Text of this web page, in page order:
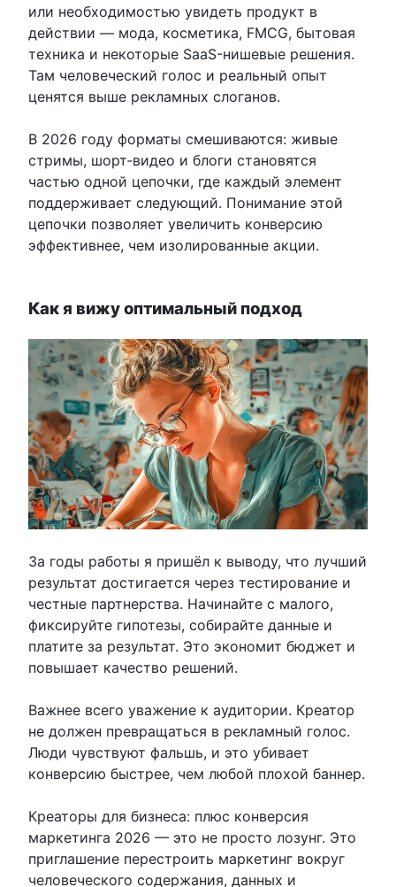
или необходимостью увидеть продукт в
действии — мода, косметика, FMCG, бытовая
техника и некоторые SaaS-нишевые решения.
Там человеческий голос и реальный опыт
ценятся выше рекламных слоганов.
В 2026 году форматы смешиваются: живые
стримы, шорт‑видео и блоги становятся
частью одной цепочки, где каждый элемент
поддерживает следующий. Понимание этой
цепочки позволяет увеличить конверсию
эффективнее, чем изолированные акции.
Как я вижу оптимальный подход
За годы работы я пришёл к выводу, что лучший
результат достигается через тестирование и
честные партнерства. Начинайте с малого,
фиксируйте гипотезы, собирайте данные и
платите за результат. Это экономит бюджет и
повышает качество решений.
Важнее всего уважение к аудитории. Креатор
не должен превращаться в рекламный голос.
Люди чувствуют фальшь, и это убивает
конверсию быстрее, чем любой плохой баннер.
Креаторы для бизнеса: плюс конверсия
маркетинга 2026 — это не просто лозунг. Это
приглашение перестроить маркетинг вокруг
человеческого содержания, данных и